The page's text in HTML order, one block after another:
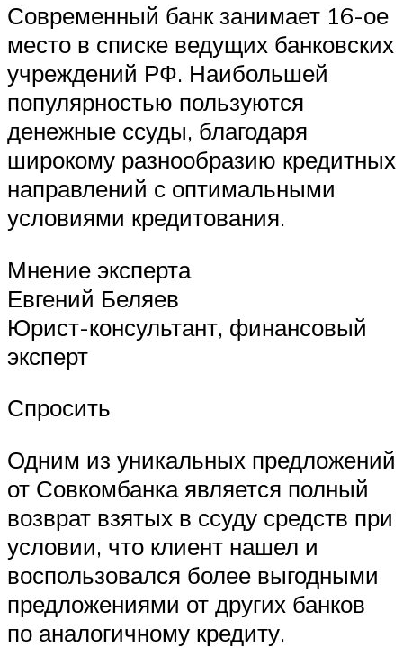
Современный банк занимает 16-ое
место в списке ведущих банковских
учреждений РФ. Наибольшей
популярностью пользуются
денежные ссуды, благодаря
широкому разнообразию кредитных
направлений с оптимальными
условиями кредитования.
Мнение эксперта
Евгений Беляев
Юрист-консультант, финансовый
эксперт
Спросить
Одним из уникальных предложений
от Совкомбанка является полный
возврат взятых в ссуду средств при
условии, что клиент нашел и
воспользовался более выгодными
предложениями от других банков
по аналогичному кредиту.